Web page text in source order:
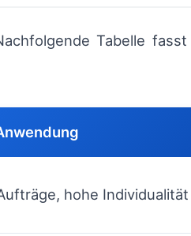
Tabelle
hohe Individualität